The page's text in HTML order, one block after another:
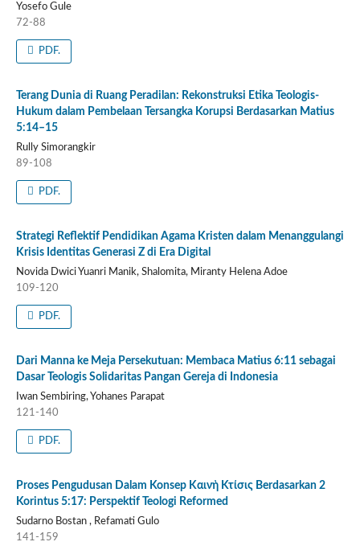
Yosefo Gule
72-88
PDF.
Terang Dunia di Ruang Peradilan: Rekonstruksi Etika Teologis-
Hukum dalam Pembelaan Tersangka Korupsi Berdasarkan Matius
5:14–15
Rully Simorangkir
89-108
PDF.
Strategi Reflektif Pendidikan Agama Kristen dalam Menanggulangi
Krisis Identitas Generasi Z di Era Digital
Novida Dwici Yuanri Manik, Shalomita, Miranty Helena Adoe
109-120
PDF.
Dari Manna ke Meja Persekutuan: Membaca Matius 6:11 sebagai
Dasar Teologis Solidaritas Pangan Gereja di Indonesia
Iwan Sembiring, Yohanes Parapat
121-140
PDF.
Proses Pengudusan Dalam Konsep Καινὴ Κτίσις Berdasarkan 2
Korintus 5:17: Perspektif Teologi Reformed
Sudarno Bostan , Refamati Gulo
141-159